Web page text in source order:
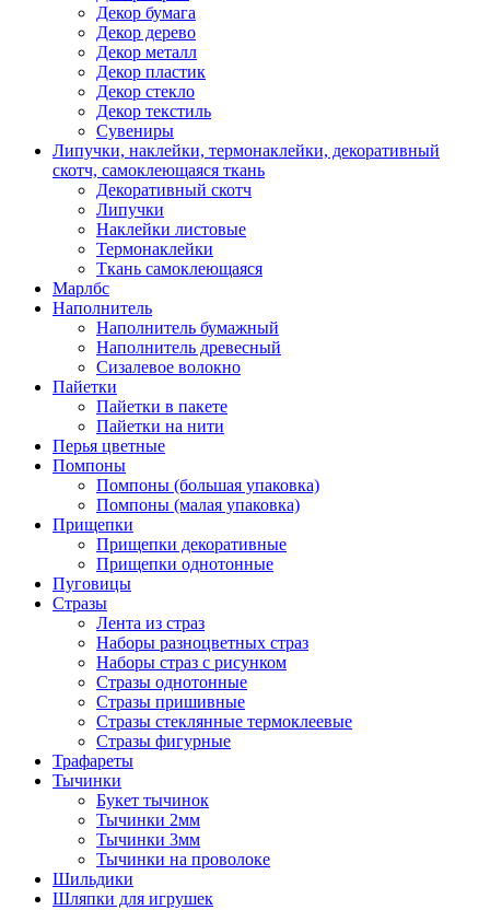
Декор бумага
Декор дерево
Декор металл
Декор пластик
Декор стекло
Декор текстиль
Сувениры
Липучки, наклейки, термонаклейки, декоративный
скотч, самоклеющаяся ткань
Декоративный скотч
Липучки
Наклейки листовые
Термонаклейки
Ткань самоклеющаяся
Марлбс
Наполнитель
Наполнитель бумажный
Наполнитель древесный
Сизалевое волокно
Пайетки
Пайетки в пакете
Пайетки на нити
Перья цветные
Помпоны
Помпоны (большая упаковка)
Помпоны (малая упаковка)
Прищепки
Прищепки декоративные
Прищепки однотонные
Пуговицы
Стразы
Лента из страз
Наборы разноцветных страз
Наборы страз с рисунком
Стразы однотонные
Стразы пришивные
Стразы стеклянные термоклеевые
Стразы фигурные
Трафареты
Тычинки
Букет тычинок
Тычинки 2мм
Тычинки 3мм
Тычинки на проволоке
Шильдики
Шляпки для игрушек